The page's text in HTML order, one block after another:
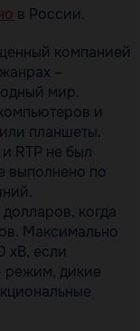
в России.
компанией
–
мир.
и
планшеты.
RTP не был
выполнено по
когда
Максимально
хВ, если
режим, дикие